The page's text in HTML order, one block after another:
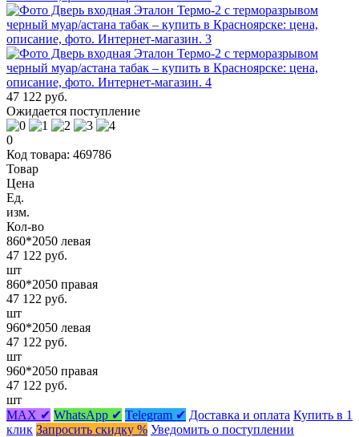
47 122 руб.
Ожидается поступление
0
Код товара: 469786
Товар
Цена
Ед.
изм.
Кол-во
860*2050 левая
47 122 руб.
шт
860*2050 правая
47 122 руб.
шт
960*2050 левая
47 122 руб.
шт
960*2050 правая
47 122 руб.
шт
MAX ✔ WhatsApp ✔ Telegram ✔ Доставка и оплата Купить в 1
клик Запросить скидку % Уведомить о поступлении